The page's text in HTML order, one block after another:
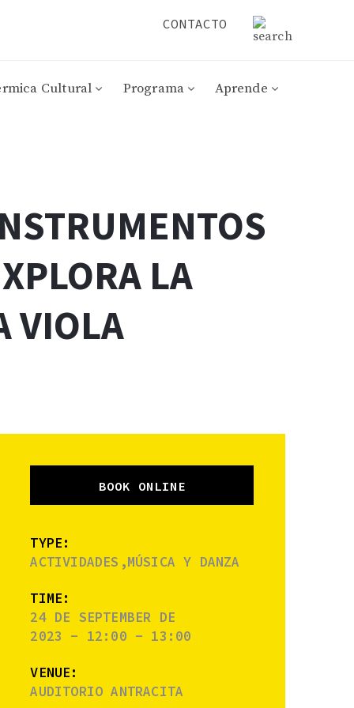
CONTACTO
Cultural Programa Aprende
LA
VIOLA
BOOK ONLINE
TYPE:
ACTIVIDADES,MÚSICA Y DANZA
TIME:
24 DE SEPTEMBER DE
2023 - 12:00 - 13:00
VENUE:
AUDITORIO ANTRACITA